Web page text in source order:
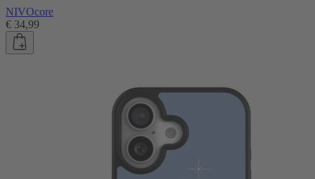
NIVOcore
€ 34,99